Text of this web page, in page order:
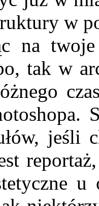
w
na
tak w
jeśli